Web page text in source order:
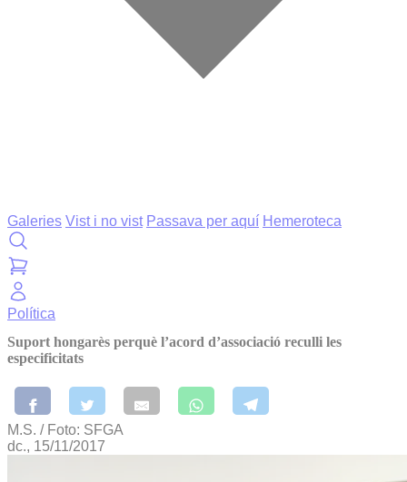
Galeries Vist i no vist Passava per aquí Hemeroteca
Política
Suport hongarès perquè l’acord d’associació reculli les
especificitats
M.S. / Foto: SFGA
dc., 15/11/2017